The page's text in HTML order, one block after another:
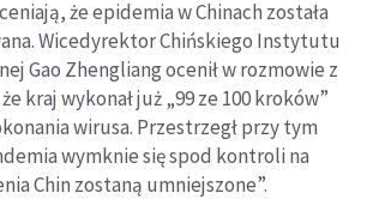
że epidemia w Chinach została
Wicedyrektor Chińskiego Instytutu
Gao Zhengliang ocenił w rozmowie z
kraj wykonał już „99 ze 100 kroków”
wirusa. Przestrzegł przy tym
wymknie się spod kontroli na
Chin zostaną umniejszone”.